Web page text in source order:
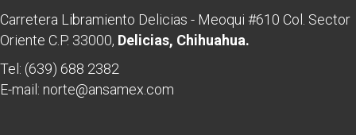
Carretera Libramiento Delicias - Meoqui #610 Col. Sector
Oriente C.P. 33000, Delicias, Chihuahua.
Tel: (639) 688 2382
E-mail: norte@ansamex.com